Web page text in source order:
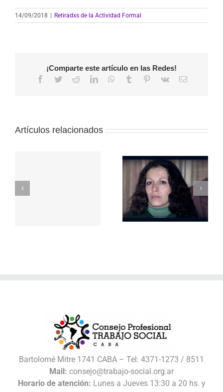
14/09/2018 | Retiradxs de la Actividad Formal
¡Comparte este artículo en las Redes!
Facebook
TwitterRedditLinkedInWhatsApp
Tumblr Pinterest
Vk
Correo
Artículos relacionados
Repudio a la
represión
Bartolomé Mitre 1741 CABA – Tel: 4371-1273 / 8511
Mail: consejo@trabajo-social.org.ar
Horario de atención: Lunes a Jueves 13:30 a 20 hs. y